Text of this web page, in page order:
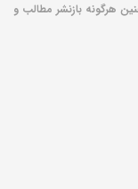
هرگونه بازنشر مطالب و